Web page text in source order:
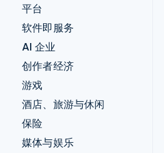
平台
软件即服务
AI 企业
创作者经济
游戏
酒店、旅游与休闲
保险
媒体与娱乐